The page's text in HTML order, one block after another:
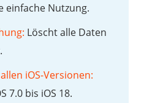
einfache Nutzung.
Löscht alle Daten
iOS-Versionen:
7.0 bis iOS 18.